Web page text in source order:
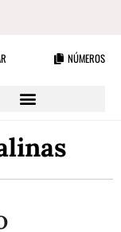
NÚMEROS